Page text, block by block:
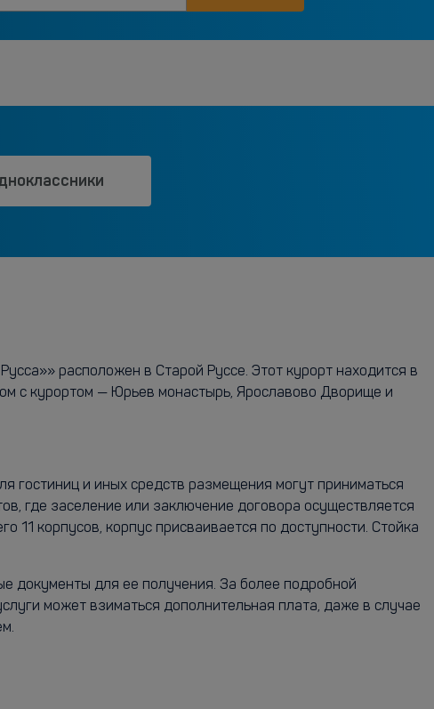
расположен в Старой Руссе. Этот курорт находится в
с курортом — Юрьев монастырь, Ярославово Дворище и
гостиниц и иных средств размещения могут приниматься
где заселение или заключение договора осуществляется
11 корпусов, корпус присваивается по доступности. Стойка
документы для ее получения. За более подробной
может взиматься дополнительная плата, даже в случае